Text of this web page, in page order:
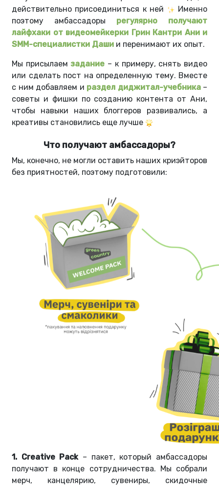
действительно присоединиться к ней
Именно
поэтому амбассадоры
регулярно получают
лайфхаки от видеомейкерки Грин Кантри Ани и
SMM-специалистки Даши и перенимают их опыт.
Мы присылаем задание – к примеру, снять видео
или сделать пост на определенную тему. Вместе
с ним добавляем и раздел диджитал-учебника –
советы и фишки по созданию контента от Ани,
чтобы навыки наших блоггеров развивались, а
креативы становились еще лучше
Что получают амбассадоры?
Мы, конечно, не могли оставить наших криэйторов
без приятностей, поэтому подготовили:
1. Creative Pack – пакет, который амбассадоры
получают в конце сотрудничества. Мы собрали
мерч, канцелярию, сувениры, скидочные